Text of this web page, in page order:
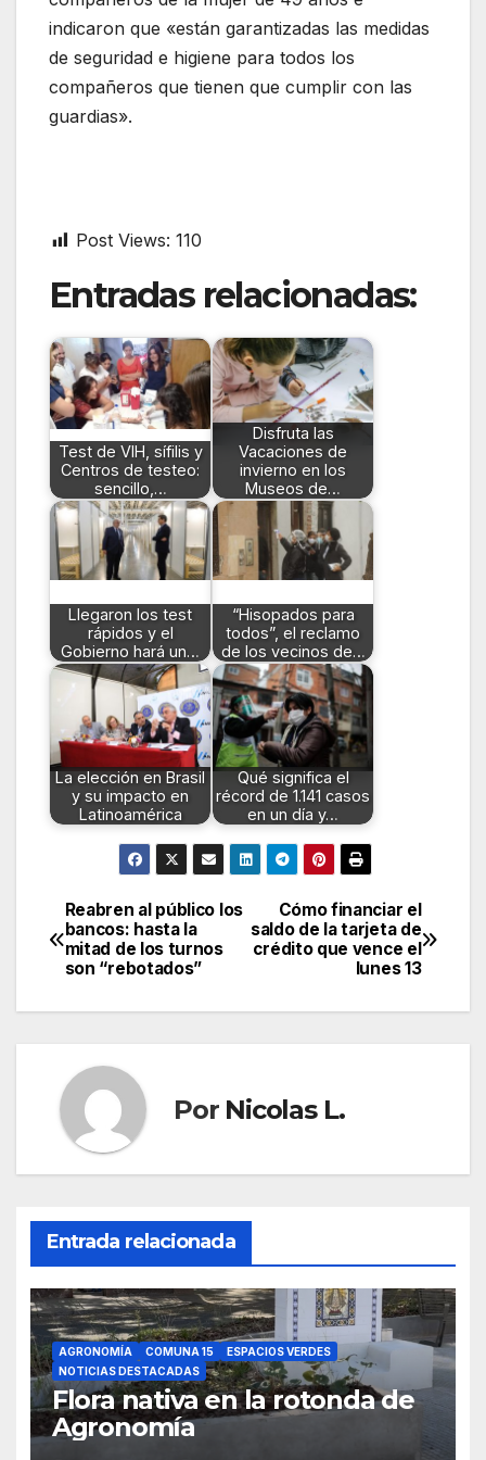
indicaron que «están garantizadas las medidas
de seguridad e higiene para todos los
compañeros que tienen que cumplir con las
guardias».
Post Views: 110
Entradas relacionadas:
Test de VIH, sífilis y
Centros de testeo:
sencillo,…
Disfruta las
Vacaciones de
invierno en los
Museos de…
Llegaron los test
rápidos y el
Gobierno hará un…
“Hisopados para
todos”, el reclamo
de los vecinos de…
La elección en Brasil
y su impacto en
Latinoamérica
Qué significa el
récord de 1.141 casos
en un día y…
Navegación
de
entradas
Cómo financiar el
saldo de la tarjeta de
crédito que vence el
lunes 13
Reabren al público los
bancos: hasta la
mitad de los turnos
son “rebotados”
Por Nicolas L.
Entrada relacionada
AGRONOMÍA COMUNA 15
ESPACIOS VERDES
NOTICIAS DESTACADAS
Flora nativa en la rotonda de
Agronomía